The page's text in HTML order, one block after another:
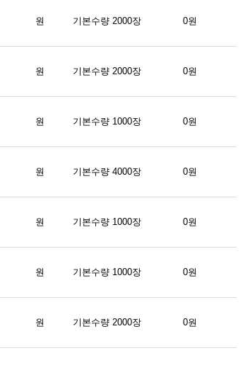
원 기본수량 2000장 0원
원 기본수량 2000장 0원
원 기본수량 1000장 0원
원 기본수량 4000장 0원
원 기본수량 1000장 0원
원 기본수량 1000장 0원
원 기본수량 2000장 0원